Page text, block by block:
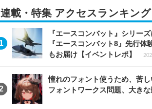
連載・特集 アクセスランキング
『エースコンバット』シリー
『エースコンバット8』先行
もお届け【イベントレポ】
憧れのフォント使うため、苦
フォントワークス問題、大き